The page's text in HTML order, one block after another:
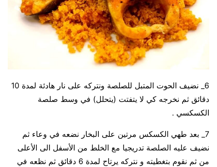
6_ نضيف الحوت المتبل للصلصة ونتركه على نار هادئة لمدة 10
دقائق ثم نخرجه كي لا يتفتت (يتحلل) في وسط صلصة
الكسكسي .
7_ بعد طهي الكسكس مرتين على البخار نضعه في وعاء ثم
نضيف عليه الصلصة تدريجيا مع الخلط من الأسفل الى الأعلى
من ثم نقوم بتغطيته و نتركه يرتاح لمدة 6 دقائق ثم نظعه في